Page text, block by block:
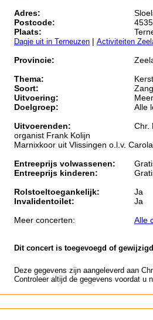
Adres:
Postcode:
Plaats:
Dagje uit in Terneuzen | Activiteiten
Provincie:
Thema:
Kerst
Soort:
Uitvoering:
Doelgroep:
Alle
Uitvoerenden:
Chr.
organist Frank Kolijn
Marnixkoor uit Vlissingen o.l.v.
Entreeprijs volwassenen:
Entreeprijs kinderen:
Rolstoeltoegankelijk:
Ja
Invalidentoilet:
Ja
Meer concerten:
Alle
Dit concert is toegevoegd of
Deze gegevens zijn aangeleverd aan
Controleer altijd de gegevens voordat u